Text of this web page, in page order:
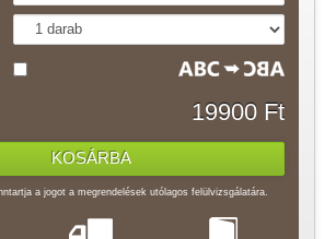
19900 Ft
a jogot a megrendelések utólagos felülvizsgálatára.